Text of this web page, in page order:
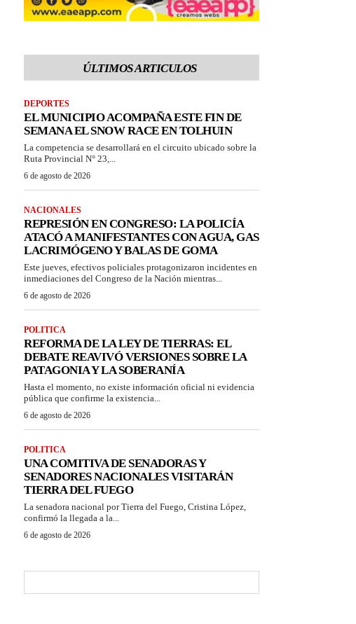
ÚLTIMOS ARTICULOS
DEPORTES
EL MUNICIPIO ACOMPAÑA ESTE FIN DE
SEMANA EL SNOW RACE EN TOLHUIN
La competencia se desarrollará en el circuito ubicado sobre la
Ruta Provincial N° 23,...
6 de agosto de 2026
NACIONALES
REPRESIÓN EN CONGRESO: LA POLICÍA
ATACÓ A MANIFESTANTES CON AGUA, GAS
LACRIMÓGENO Y BALAS DE GOMA
Este jueves, efectivos policiales protagonizaron incidentes en
inmediaciones del Congreso de la Nación mientras...
6 de agosto de 2026
POLITICA
REFORMA DE LA LEY DE TIERRAS: EL
DEBATE REAVIVÓ VERSIONES SOBRE LA
PATAGONIA Y LA SOBERANÍA
Hasta el momento, no existe información oficial ni evidencia
pública que confirme la existencia...
6 de agosto de 2026
POLITICA
UNA COMITIVA DE SENADORAS Y
SENADORES NACIONALES VISITARÁN
TIERRA DEL FUEGO
La senadora nacional por Tierra del Fuego, Cristina López,
confirmó la llegada a la...
6 de agosto de 2026